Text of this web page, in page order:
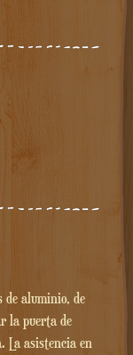
de aluminio, de
la puerta de
La asistencia en